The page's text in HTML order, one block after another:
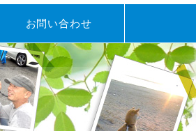
お問い合わせ